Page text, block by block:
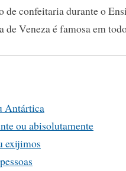
de confeitaria durante o
de Veneza é famosa em
Antártica
ou abisolutamente
exijimos